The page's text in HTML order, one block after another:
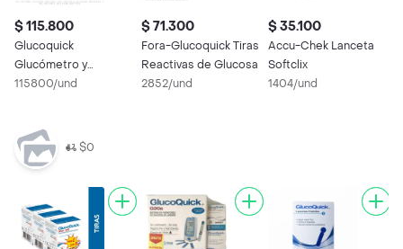
$ 115.800
Glucoquick
Glucómetro y
Lancetas + 50 Tiras
115800/und
$ 71.300
Fora-Glucoquick Tiras
Reactivas de Glucosa
2852/und
$ 35.100
Accu-Chek Lanceta
Softclix
1404/und
$0